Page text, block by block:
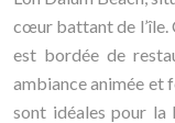
cœur battant de l’île.
est bordée de
ambiance animée et
sont idéales pour la